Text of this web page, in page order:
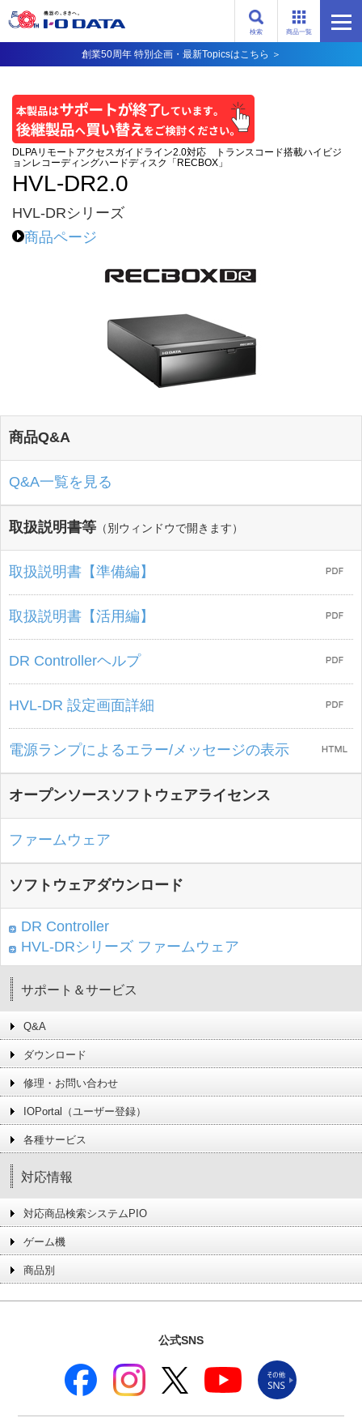
商品一覧
検索
創業50周年 特別企画・最新Topicsはこちら ＞
DLPAリモートアクセスガイドライン2.0対応 トランスコード搭載ハイビジ
ョンレコーディングハードディスク「RECBOX」
HVL-DR2.0
HVL-DRシリーズ
商品ページ
商品Q&A
Q&A一覧を見る
取扱説明書等 （別ウィンドウで開きます）
取扱説明書【準備編】
取扱説明書【活用編】
DR Controllerヘルプ
HVL-DR 設定画面詳細
電源ランプによるエラー/メッセージの表示
オープンソースソフトウェアライセンス
ファームウェア
ソフトウェアダウンロード
DR Controller
HVL-DRシリーズ ファームウェア
サポート＆サービス
Q&A
ダウンロード
修理・お問い合わせ
IOPortal（ユーザー登録）
各種サービス
対応情報
対応商品検索システムPIO
ゲーム機
商品別
公式SNS